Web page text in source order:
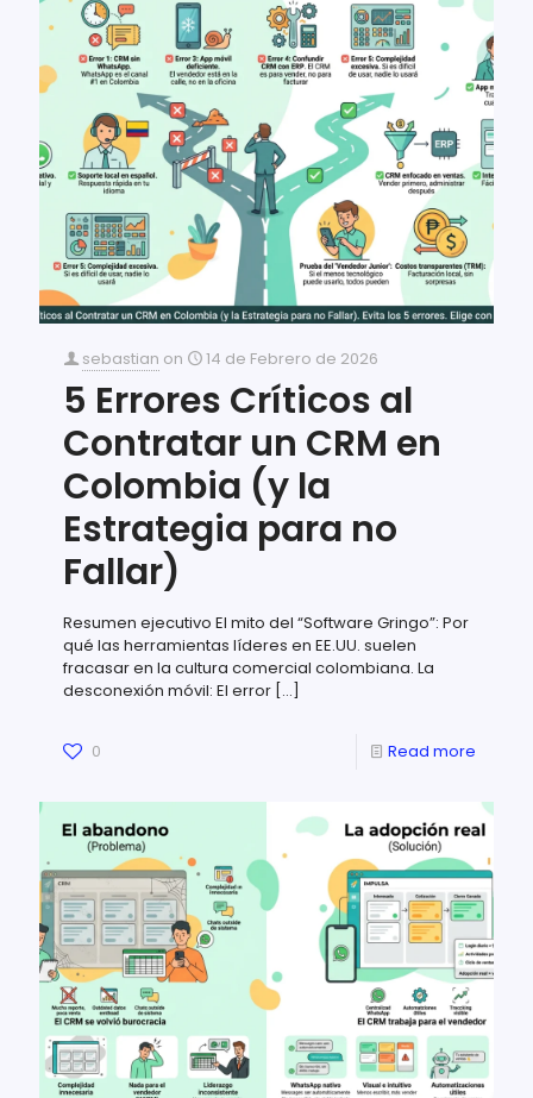
sebastian on 14 de Febrero de 2026
5 Errores Críticos al
Contratar un CRM en
Colombia (y la
Estrategia para no
Fallar)
Resumen ejecutivo El mito del “Software Gringo”: Por
qué las herramientas líderes en EE.UU. suelen
fracasar en la cultura comercial colombiana. La
desconexión móvil: El error […]
0 Read more